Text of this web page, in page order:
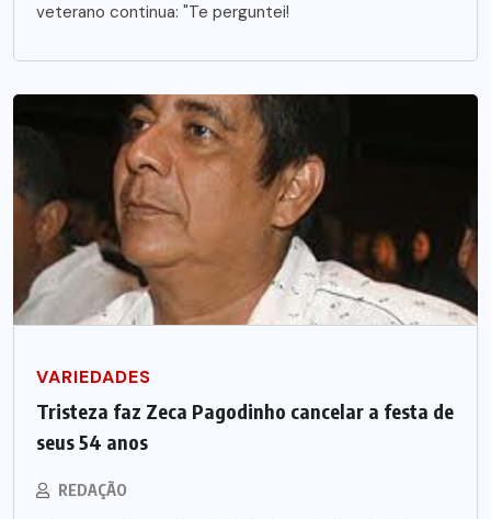
veterano continua: "Te perguntei!
VARIEDADES
Tristeza faz Zeca Pagodinho cancelar a festa de
seus 54 anos
REDAÇÃO